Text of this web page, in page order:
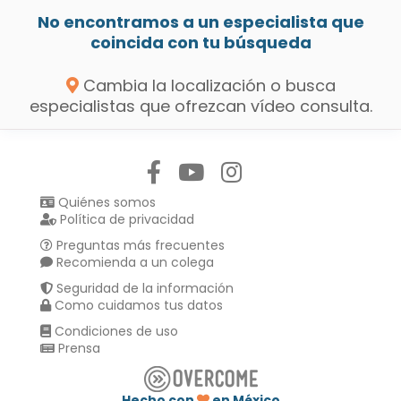
No encontramos a un especialista que
coincida con tu búsqueda
Cambia la localización o busca
especialistas que ofrezcan vídeo consulta.
Quiénes somos
Política de privacidad
Preguntas más frecuentes
Recomienda a un colega
Seguridad de la información
Como cuidamos tus datos
Condiciones de uso
Prensa